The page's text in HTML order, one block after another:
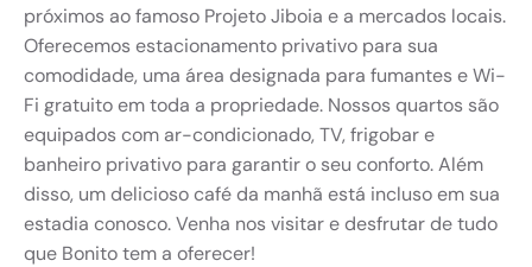
próximos ao famoso Projeto Jiboia e a mercados locais.
Oferecemos estacionamento privativo para sua
comodidade, uma área designada para fumantes e Wi-
Fi gratuito em toda a propriedade. Nossos quartos são
equipados com ar-condicionado, TV, frigobar e
banheiro privativo para garantir o seu conforto. Além
disso, um delicioso café da manhã está incluso em sua
estadia conosco. Venha nos visitar e desfrutar de tudo
que Bonito tem a oferecer!